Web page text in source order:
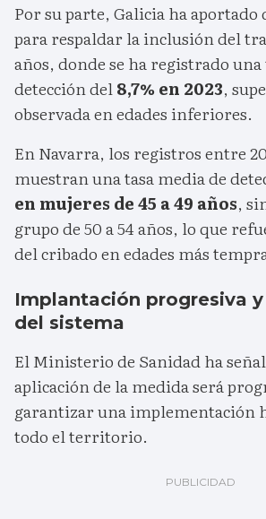
Por su parte, Galicia ha aportado
para respaldar la inclusión del
años, donde se ha registrado una
detección del8,7% en 2023,
observada en edades inferiores.
En Navarra, los registros entre
muestran una tasa media de
en mujeres de 45 a 49 años,
grupo de 50 a 54 años, lo que
del cribado en edades más
Implantación progresiva
del sistema
El Ministerio de Sanidad ha
aplicación de la medida será
garantizar una implementación
todo el territorio.